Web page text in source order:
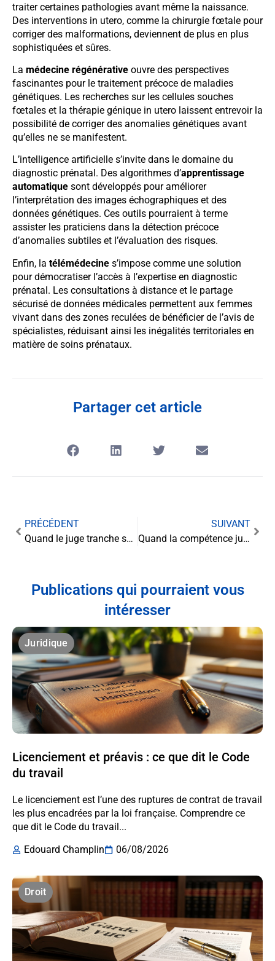
traiter certaines pathologies avant même la naissance.
Des interventions in utero, comme la chirurgie fœtale pour
corriger des malformations, deviennent de plus en plus
sophistiquées et sûres.
La médecine régénérative ouvre des perspectives
fascinantes pour le traitement précoce de maladies
génétiques. Les recherches sur les cellules souches
fœtales et la thérapie génique in utero laissent entrevoir la
possibilité de corriger des anomalies génétiques avant
qu’elles ne se manifestent.
L’intelligence artificielle s’invite dans le domaine du
diagnostic prénatal. Des algorithmes d’apprentissage
automatique sont développés pour améliorer
l’interprétation des images échographiques et des
données génétiques. Ces outils pourraient à terme
assister les praticiens dans la détection précoce
d’anomalies subtiles et l’évaluation des risques.
Enfin, la télémédecine s’impose comme une solution
pour démocratiser l’accès à l’expertise en diagnostic
prénatal. Les consultations à distance et le partage
sécurisé de données médicales permettent aux femmes
vivant dans des zones reculées de bénéficier de l’avis de
spécialistes, réduisant ainsi les inégalités territoriales en
matière de soins prénataux.
Partager cet article
PRÉCÉDENT
Quand le juge tranche sur les désordres locatifs : pouvoir d’injonction et respect du domicile
SUIVANT
Quand la compétence juridictionnelle défie l’ordre public international
Publications qui pourraient vous
intéresser
Juridique
Licenciement et préavis : ce que dit le Code
du travail
Le licenciement est l’une des ruptures de contrat de travail
les plus encadrées par la loi française. Comprendre ce
que dit le Code du travail...
Edouard Champlin
06/08/2026
Droit